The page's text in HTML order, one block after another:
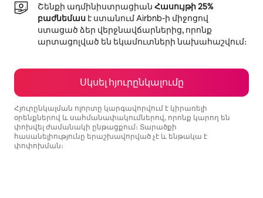
Շենքի ադմինիստրացիան Հասույթի 25%
բաժնեմաս է ստանում Airbnb-ի միջոցով
ստացած ձեր վերջնավճարներից, որոնք
արտացոլված են եկամուտների նախահաշվում։
Սկսել հյուրընկալումը
Հյուրընկալման ոլորտը կարգավորվում է կիրառելի
օրենքներով և սահմանափակումներով, որոնք կարող են
փոխվել ժամանակի ընթացքում։ Տարածքի
հասանելիությունը երաշխավորված չէ և ենթակա է
փոփոխման։